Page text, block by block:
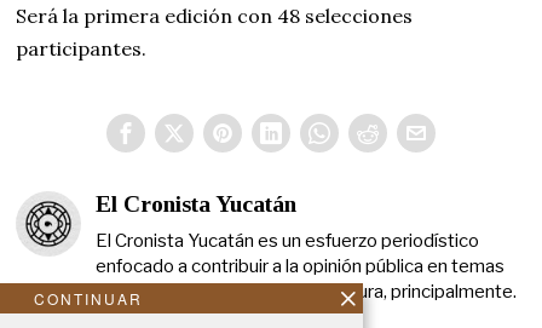
Será la primera edición con 48 selecciones
participantes.
El Cronista Yucatán
El Cronista Yucatán es un esfuerzo periodístico
enfocado a contribuir a la opinión pública en temas
que atañen a la política y a la cultura, principalmente.
CONTINUAR